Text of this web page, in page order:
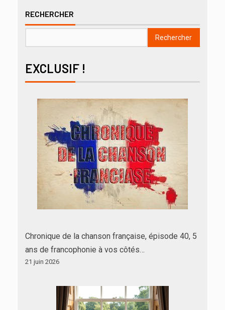
RECHERCHER
Rechercher
EXCLUSIF !
Chronique de la chanson française, épisode 40, 5
ans de francophonie à vos côtés…
21 juin 2026